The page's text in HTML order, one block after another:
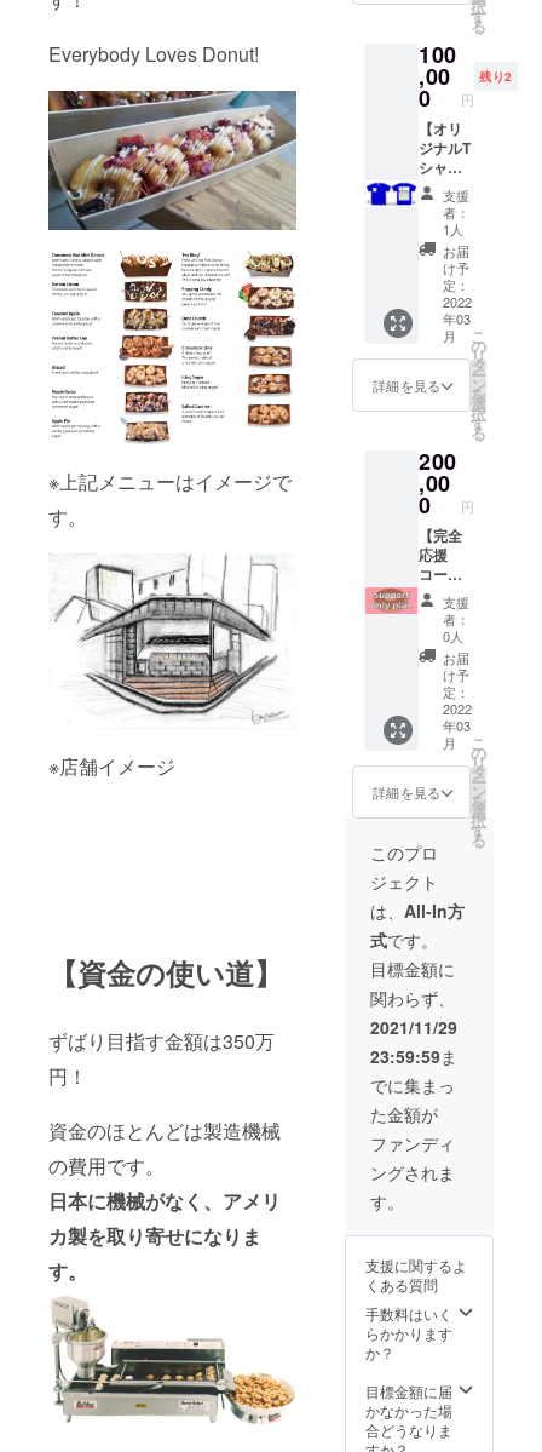
Everybody Loves Donut!
※上記メニューはイメージで
す。
※店舗イメージ
【資金の使い道】
ずばり目指す金額は350万
円！
資金のほとんどは製造機械
の費用です。
日本に機械がなく、アメリ
カ製を取り寄せになりま
す。
承くだ
さ
い。）
(ロイヤ
ルブ
ルー）
※ロゴデ
ザイン
等の
データ
作成は
承るこ
とが出
来ませ
ん。 ※
ロゴを
掲載ご
希望の
場合、
AI、eps
データ
をメー
ださ
い。
（JPEG
、
PNG、
GIF等画
像デー
タでは
掲載で
きかね
ま
す。）
※お名
前、店
名を掲
載ご希
合、
フォン
指定い
ただけ
ませ
ん。 ※
でリサ
イズ、
修正を
行う場
合があ
ります
のであ
らかじ
めご了
承くだ
さい。
※以下の
場合は
させて
頂きま
す。 な
お、返
金は致
しかね
ご了承
いただ
きます
す。 チ
ケット
をご提
示いた
だくと
お好き
なドー
ナツを1
パック
をプレ
ゼント
いたし
ます。
（1パッ
ク：7～
8個を予
定）
※OPEN
告知い
たしま
す。 ※
チケッ
トは店
頭での
交換の
みとい
たしま
す。
（発送
など他
の受け
渡し方
法はご
対応致
しかね
ますの
さ
をプレ
ト！ 1
日最大
1000円
分×90日
（9万円
相当）
分をの
チケッ
トで
す。 交
換期
限：
OPEN
2022/2/
28 使用
期限：
チケッ
ト受け
取り～
チケッ
ト交換
用メー
ルをお
送りい
たしま
すので
交換期
限内に
店頭に
お越し
くださ
い。
メール
提示で
チケッ
トと交
換いた
しま
す。 チ
ケット
をご提
示いた
だくと
お好き
なドー
ナツを1
パック
をプレ
ゼント
いたし
ます。
（1パッ
ク：7～
8個を予
定）
※OPEN
日は別
告知い
す。 ※
チケッ
トは店
頭での
交換の
たしま
す。
（発送
など他
択
す
る
100
,00
0 円
残り2
【オリ
ジナルT
シャツ
バック
プリン
トへの
名入れ
（大）
ントサ
イズ：1
「W12×
H12(cm
)」 T
シャツ
にお名
前、店
名、ロ
ゴのい
ずれか
を掲載
いたし
ます。
こちら
から
メール
をお送
りいた
します
ので 上
記より
ご希望
の掲載
内容を
ご返信
くださ
い。
【返信
期限：
2021/12
/29ま
で】 T
シャツ
は後日
発送い
たしま
す。 ま
た、完
成したT
シャツ
はス
タッフ
のユニ
半年間
予定し
ていま
す。
（5000
円のリ
商品は
こちら
のTシャ
ツで
支援
者：
1人
お届
け予
定：
2022
年03
月
詳細を見る
こ
の
リ
タ
ー
ン
を
選
択
す
る
200
,00
0 円
【完全
応援
コース
（松）
】 後日
「笹本
北斗」
本人が
直接お
礼に伺
いま
す。 備
考欄に
応援
メッ
セージ
など頂
けると
ありが
たいで
す。 ※
日本全
国どこ
へでも
お礼に
伺いま
す。 ※
面会時
には同
伴者を
付けさ
せてい
ただき
ます。
ト終了
程調整
のメー
ルをお
送りい
たしま
支援
者：
0人
お届
け予
定：
2022
年03
月
詳細を見る
こ
の
リ
タ
ー
ン
を
選
択
す
る
このプロ
ジェクト
は、 All-In方
式です。
目標金額に
関わらず、
2021/11/29
23:59:59ま
でに集まっ
た金額が
ファンディ
ングされま
す。
支援に関するよ
くある質問
手数料はいく
らかかります
か？
目標金額に届
かなかった場
合どうなりま